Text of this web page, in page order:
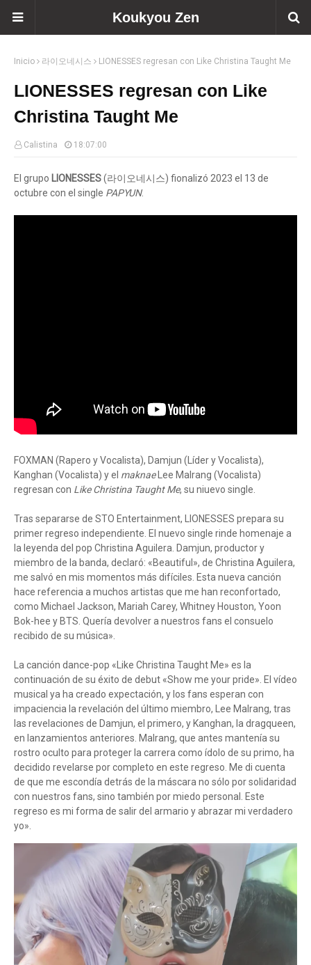
Koukyou Zen
Inicio 라이오네시스 LIONESSES regresan con Like Christina Taught Me
LIONESSES regresan con Like
Christina Taught Me
Calistina 18:07:00
El grupo LIONESSES(라이오네시스) fionalizó 2023 el 13 de
octubre con el single PAPYUN.
FOXMAN (Rapero y Vocalista), Damjun (Líder y Vocalista),
Kanghan (Vocalista) y el maknaeLee Malrang (Vocalista)
regresan con Like Christina Taught Me, su niuevo single.
Tras separarse de STO Entertainment, LIONESSES prepara su
primer regreso independiente. El nuevo single rinde homenaje a
la leyenda del pop Christina Aguilera. Damjun, productor y
miembro de la banda, declaró: «Beautiful», de Christina Aguilera,
me salvó en mis momentos más difíciles. Esta nueva canción
hace referencia a muchos artistas que me han reconfortado,
como Michael Jackson, Mariah Carey, Whitney Houston, Yoon
Bok-hee y BTS. Quería devolver a nuestros fans el consuelo
recibido de su música».
La canción dance-pop «Like Christina Taught Me» es la
continuación de su éxito de debut «Show me your pride». El vídeo
musical ya ha creado expectación, y los fans esperan con
impaciencia la revelación del último miembro, Lee Malrang, tras
las revelaciones de Damjun, el primero, y Kanghan, la dragqueen,
en lanzamientos anteriores. Malrang, que antes mantenía su
rostro oculto para proteger la carrera como ídolo de su primo, ha
decidido revelarse por completo en este regreso. Me di cuenta
de que me escondía detrás de la máscara no sólo por solidaridad
con nuestros fans, sino también por miedo personal. Este
regreso es mi forma de salir del armario y abrazar mi verdadero
yo».